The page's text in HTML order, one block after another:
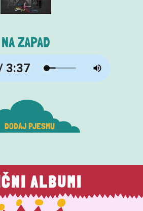
NA ZAPAD
DODAJ PJESMU
ALBUMI